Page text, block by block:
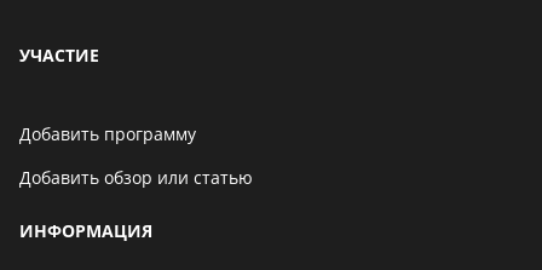
УЧАСТИЕ
Добавить программу
Добавить обзор или статью
ИНФОРМАЦИЯ